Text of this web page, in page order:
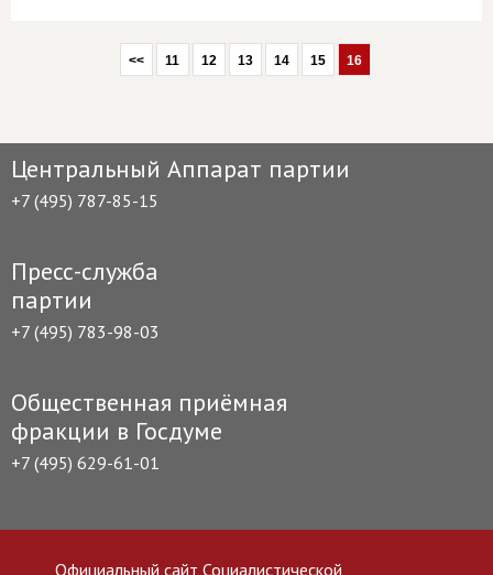
<< 11 12 13 14 15 16
Центральный Аппарат партии
+7 (495) 787-85-15
Пресс-служба
партии
+7 (495) 783-98-03
Общественная приёмная
фракции в Госдуме
+7 (495) 629-61-01
Официальный сайт Социалистической